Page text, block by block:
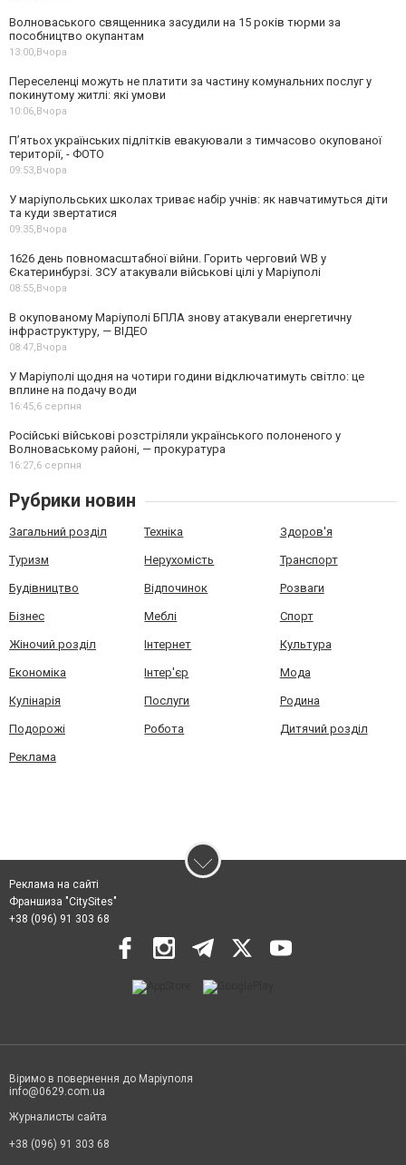
Волноваського священника засудили на 15 років тюрми за
пособництво окупантам
13:00,Вчора
Переселенці можуть не платити за частину комунальних послуг у
покинутому житлі: які умови
10:06,Вчора
П’ятьох українських підлітків евакуювали з тимчасово окупованої
території, - ФОТО
09:53,Вчора
У маріупольських школах триває набір учнів: як навчатимуться діти
та куди звертатися
09:35,Вчора
1626 день повномасштабної війни. Горить черговий WB у
Єкатеринбурзі. ЗСУ атакували військові цілі у Маріуполі
08:55,Вчора
В окупованому Маріуполі БПЛА знову атакували енергетичну
інфраструктуру, — ВІДЕО
08:47,Вчора
У Маріуполі щодня на чотири години відключатимуть світло: це
вплине на подачу води
16:45,6 серпня
Російські військові розстріляли українського полоненого у
Волноваському районі, — прокуратура
16:27,6 серпня
Рубрики новин
Загальний розділ Техніка Здоров'я
Туризм Нерухомість Транспорт
Будівництво Відпочинок Розваги
Бізнес Меблі Спорт
Жіночий розділ Інтернет Культура
Економіка Інтер'єр Мода
Кулінарія Послуги Родина
Подорожі Робота Дитячий розділ
Реклама
Реклама на сайті
Франшиза "CitySites"
+38 (096) 91 303 68
Віримо в повернення до Маріуполя
info@0629.com.ua
Журналисты сайта
+38 (096) 91 303 68